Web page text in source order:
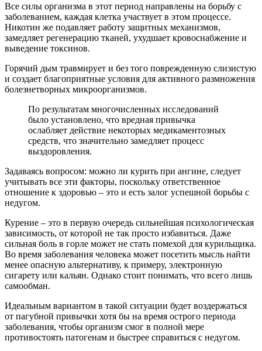
Все силы организма в этот период направлены на борьбу с
заболеванием, каждая клетка участвует в этом процессе.
Никотин же подавляет работу защитных механизмов,
замедляет регенерацию тканей, ухудшает кровоснабжение и
выведение токсинов.
Горячий дым травмирует и без того поврежденную слизистую
и создает благоприятные условия для активного размножения
болезнетворных микроорганизмов.
По результатам многочисленных исследований
было установлено, что вредная привычка
ослабляет действие некоторых медикаментозных
средств, что значительно замедляет процесс
выздоровления.
Задаваясь вопросом: можно ли курить при ангине, следует
учитывать все эти факторы, поскольку ответственное
отношение к здоровью – это и есть залог успешной борьбы с
недугом.
Курение – это в первую очередь сильнейшая психологическая
зависимость, от которой не так просто избавиться. Даже
сильная боль в горле может не стать помехой для курильщика.
Во время заболевания человека может посетить мысль найти
менее опасную альтернативу, к примеру, электронную
сигарету или кальян. Однако стоит понимать, что всего лишь
самообман.
Идеальным вариантом в такой ситуации будет воздержаться
от пагубной привычки хотя бы на время острого периода
заболевания, чтобы организм смог в полной мере
противостоять патогенам и быстрее справиться с недугом.